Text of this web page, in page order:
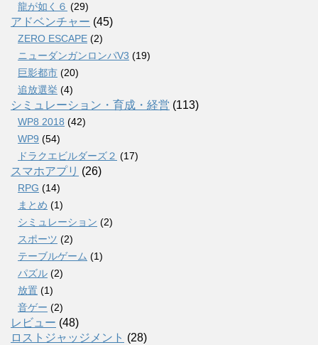
龍が如く６ (29)
アドベンチャー (45)
ZERO ESCAPE (2)
ニューダンガンロンパV3 (19)
巨影都市 (20)
追放選挙 (4)
シミュレーション・育成・経営 (113)
WP8 2018 (42)
WP9 (54)
ドラクエビルダーズ２ (17)
スマホアプリ (26)
RPG (14)
まとめ (1)
シミュレーション (2)
スポーツ (2)
テーブルゲーム (1)
パズル (2)
放置 (1)
音ゲー (2)
レビュー (48)
ロストジャッジメント (28)